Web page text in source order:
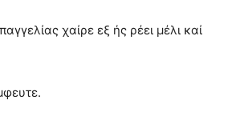
χαίρε εξ ής ρέει μέλι καί